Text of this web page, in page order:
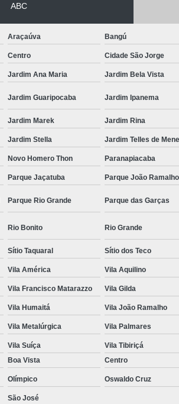
ABC
Araçaúva Bangú
Centro Cidade São Jorge
Jardim Ana Maria Jardim Bela Vista
Jardim Guaripocaba Jardim Ipanema
Jardim Marek Jardim Rina
Jardim Stella Jardim Telles de
Novo Homero Thon Paranapiacaba
Parque Jaçatuba Parque João Ramalho
Parque Rio Grande Parque das Garças
Rio Bonito Rio Grande
Sítio Taquaral Sítio dos Teco
Vila América Vila Aquilino
Vila Francisco Matarazzo Vila Gilda
Vila Humaitá Vila João Ramalho
Vila Metalúrgica Vila Palmares
Vila Suíça Vila Tibiriçá
Boa Vista Centro
Olímpico Oswaldo Cruz
São José